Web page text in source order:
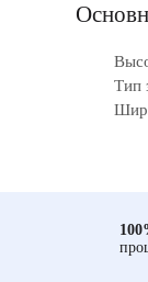
Тип